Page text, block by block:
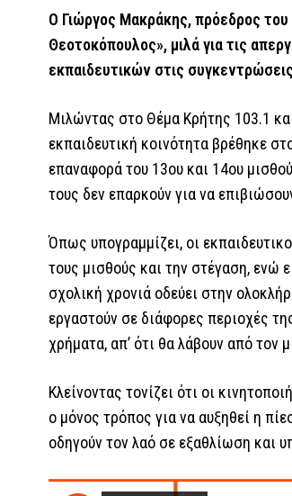
Ο Γιώργος Μακράκης, πρόεδρος
Θεοτοκόπουλος», μιλά για τις
εκπαιδευτικών στις
Μιλώντας στο Θέμα Κρήτης 103.1
εκπαιδευτική κοινότητα βρέθηκε
επαναφορά του 13ου και 14ου
τους δεν επαρκούν για να
Όπως υπογραμμίζει, οι
τους μισθούς και την στέγαση, ενώ
σχολική χρονιά οδεύει στην
εργαστούν σε διάφορες περιοχές
χρήματα, απ’ ότι θα λάβουν από τον
Κλείνοντας τονίζει ότι οι
ο μόνος τρόπος για να αυξηθεί η
οδηγούν τον λαό σε εξαθλίωση και